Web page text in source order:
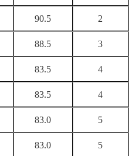
90.5 2
88.5 3
83.5 4
83.5 4
83.0 5
83.0 5